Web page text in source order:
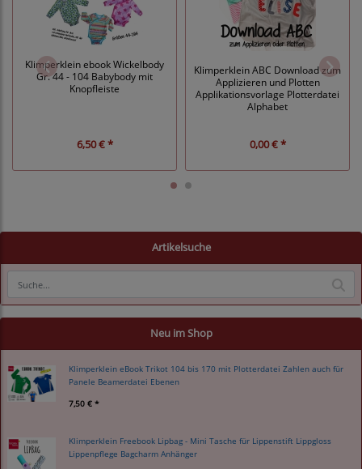
Klimperklein ebook Wickelbody
Gr. 44 - 104 Babybody mit
Knopfleiste
6,50 € *
Klimperklein ABC Download zum
Applizieren und Plotten
Applikationsvorlage Plotterdatei
Alphabet
0,00 € *
Artikelsuche
Neu im Shop
Klimperklein eBook Trikot 104 bis 170 mit Plotterdatei Zahlen auch für
Panele Beamerdatei Ebenen
7,50 € *
Klimperklein Freebook Lipbag - Mini Tasche für Lippenstift Lippgloss
Lippenpflege Bagcharm Anhänger